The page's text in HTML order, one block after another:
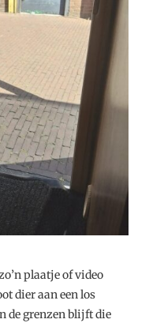
plaatje of video
dier aan een los
de grenzen blijft die